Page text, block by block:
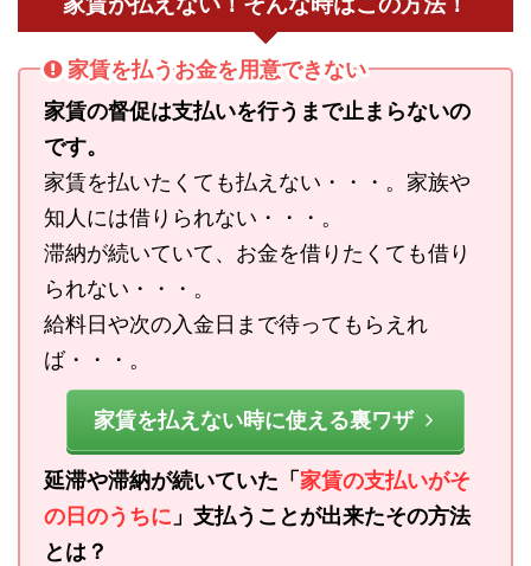
家賃を払うお金を用意できない
家賃の督促は支払いを行うまで止まらないの
です。
家賃を払いたくても払えない・・・。家族や
知人には借りられない・・・。
滞納が続いていて、お金を借りたくても借り
られない・・・。
給料日や次の入金日まで待ってもらえれ
ば・・・。
家賃を払えない時に使える裏ワザ
延滞や滞納が続いていた「 家賃の支払いがそ
の日のうちに 」支払うことが出来たその方法
とは？